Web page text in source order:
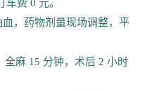
费 0 元。
，药物剂量现场调整，平
麻 15 分钟，术后 2 小时